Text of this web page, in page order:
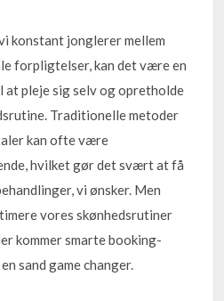
konstant jonglerer mellem
forpligtelser, kan det være en
pleje sig selv og opretholde
Traditionelle metoder
kan ofte være
hvilket gør det svært at få
vi ønsker. Men
vores skønhedsrutiner
kommer smarte booking-
sand game changer.